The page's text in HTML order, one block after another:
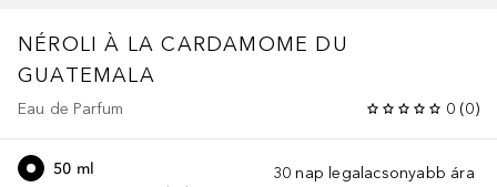
NÉROLI À LA CARDAMOME DU
GUATEMALA
Eau de Parfum 0 (0)
30 nap legalacsonyabb ára
50 ml